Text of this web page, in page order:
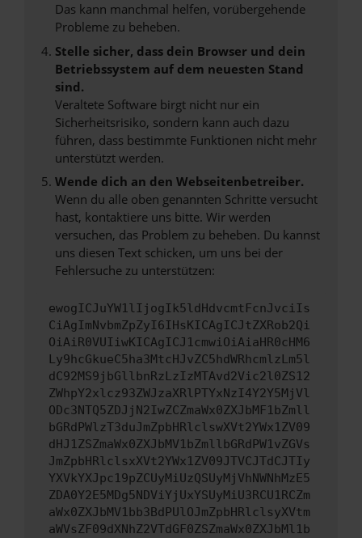
Das kann manchmal helfen, vorübergehende
Probleme zu beheben.
Stelle sicher, dass dein Browser und dein
Betriebssystem auf dem neuesten Stand
sind.
Veraltete Software birgt nicht nur ein
Sicherheitsrisiko, sondern kann auch dazu
führen, dass bestimmte Funktionen nicht mehr
unterstützt werden.
Wende dich an den Webseitenbetreiber.
Wenn du alle oben genannten Schritte versucht
hast, kontaktiere uns bitte. Wir werden
versuchen, das Problem zu beheben. Du kannst
uns diesen Text schicken, um uns bei der
Fehlersuche zu unterstützen:
ewogICJuYW1lIjogIk5ldHdvcmtFcnJvciIs
CiAgImNvbmZpZyI6IHsKICAgICJtZXRob2Qi
OiAiR0VUIiwKICAgICJ1cmwiOiAiaHR0cHM6
Ly9hcGkueC5ha3MtcHJvZC5hdWRhcmlzLm5l
dC92MS9jbGllbnRzLzIzMTAvd2Vic2l0ZS12
ZWhpY2xlcz93ZWJzaXRlPTYxNzI4Y2Y5MjVl
ODc3NTQ5ZDJjN2IwZCZmaWx0ZXJbMF1bZmll
bGRdPWlzT3duJmZpbHRlclswXVt2YWx1ZV09
dHJ1ZSZmaWx0ZXJbMV1bZmllbGRdPW1vZGVs
JmZpbHRlclsxXVt2YWx1ZV09JTVCJTdCJTIy
YXVkYXJpc19pZCUyMiUzQSUyMjVhNWNhMzE5
ZDA0Y2E5MDg5NDViYjUxYSUyMiU3RCU1RCZm
aWx0ZXJbMV1bb3BdPUlOJmZpbHRlclsyXVtm
aWVsZF09dXNhZ2VTdGF0ZSZmaWx0ZXJbMl1b